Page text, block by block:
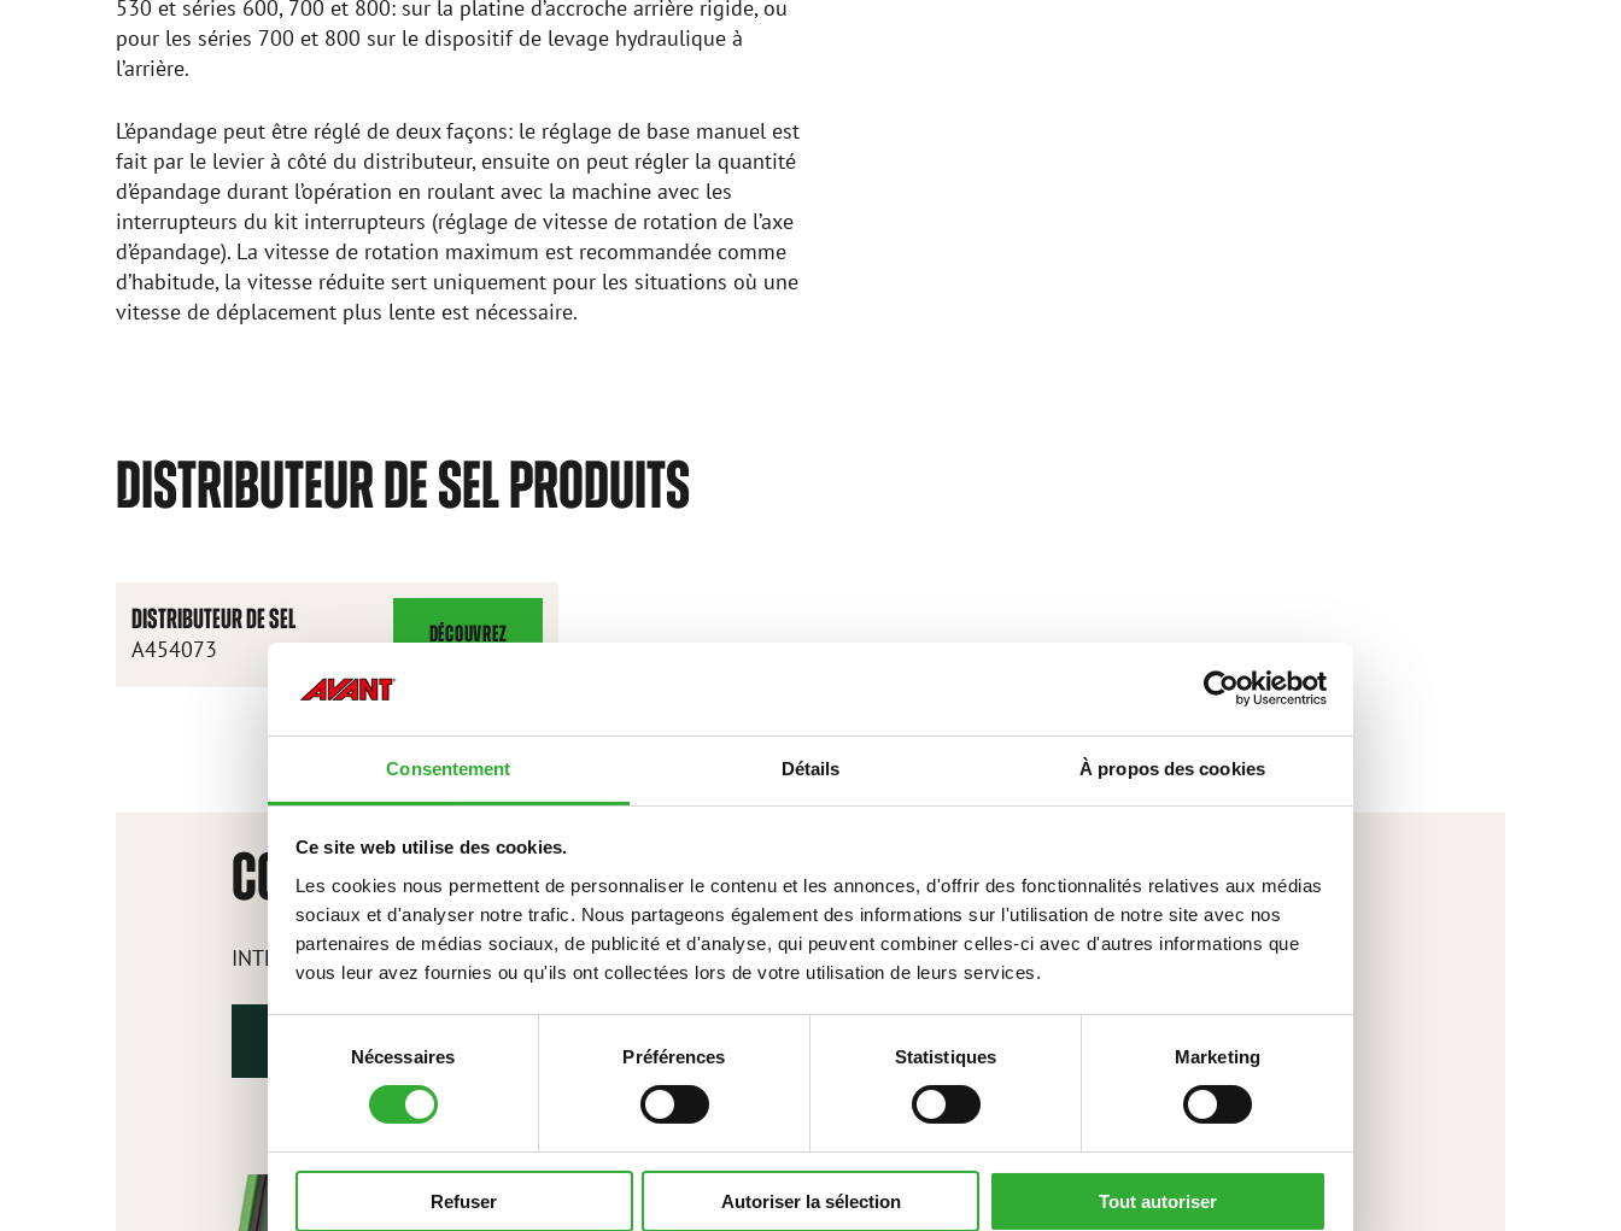
Consentement Détails À propos des cookies
Ce site web utilise des cookies.
Les cookies nous permettent de personnaliser le contenu et les annonces, d'offrir des fonctionnalités relatives aux médias
sociaux et d'analyser notre trafic. Nous partageons également des informations sur l'utilisation de notre site avec nos
partenaires de médias sociaux, de publicité et d'analyse, qui peuvent combiner celles-ci avec d'autres informations que
vous leur avez fournies ou qu'ils ont collectées lors de votre utilisation de leurs services.
consentement
Nécessaires Préférences Statistiques Marketing
Refuser Autoriser la sélection Tout autoriser
530 et séries 600, 700 et 800: sur la platine d’accroche arrière rigide, ou
pour les séries 700 et 800 sur le dispositif de levage hydraulique à
l’arrière.
L’épandage peut être réglé de deux façons: le réglage de base manuel est
fait par le levier à côté du distributeur, ensuite on peut régler la quantité
d’épandage durant l’opération en roulant avec la machine avec les
interrupteurs du kit interrupteurs (réglage de vitesse de rotation de l’axe
d’épandage). La vitesse de rotation maximum est recommandée comme
d’habitude, la vitesse réduite sert uniquement pour les situations où une
vitesse de déplacement plus lente est nécessaire.
DISTRIBUTEUR DE SEL PRODUITS
DISTRIBUTEUR DE SEL
A454073
DÉCOUVREZ
DISTRIBUTEUR
CONTACTEZ-NOUS
INTÉRÊT POUR LES accessoires?